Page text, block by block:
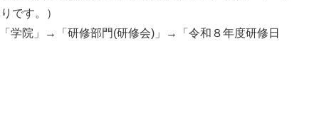
です。）
学院」→「研修部門(研修会)」→「令和８年度研修日